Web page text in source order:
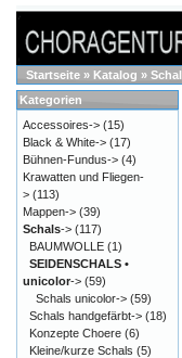
Startseite » Katalog »
Kategorien
Accessoires-> (15)
Black & White-> (17)
Bühnen-Fundus-> (4)
Krawatten und Fliegen-
> (113)
Mappen-> (39)
Schals-> (117)
BAUMWOLLE (1)
SEIDENSCHALS •
unicolor-> (59)
Schals unicolor-> (59)
Schals handgefärbt-> (18)
Konzepte Choere (6)
Kleine/kurze Schals (5)